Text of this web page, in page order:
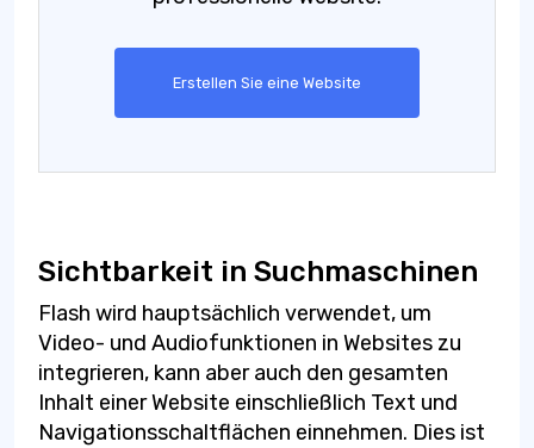
Erstellen Sie eine Website
Sichtbarkeit in Suchmaschinen
Flash wird hauptsächlich verwendet, um
Video- und Audiofunktionen in Websites zu
integrieren, kann aber auch den gesamten
Inhalt einer Website einschließlich Text und
Navigationsschaltflächen einnehmen. Dies ist